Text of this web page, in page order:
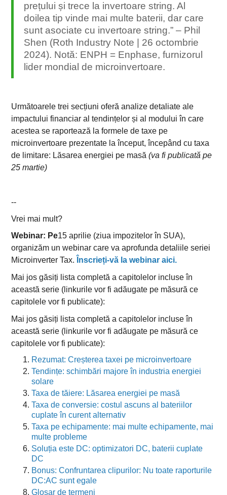
prețului și trece la invertoare string. Al
doilea tip vinde mai multe baterii, dar care
sunt asociate cu invertoare string.” – Phil
Shen (Roth Industry Note | 26 octombrie
2024). Notă: ENPH = Enphase, furnizorul
lider mondial de microinvertoare.
Următoarele trei secțiuni oferă analize detaliate ale
impactului financiar al tendințelor și al modului în care
acestea se raportează la formele de taxe pe
microinvertoare prezentate la început, începând cu taxa
de limitare: Lăsarea energiei pe masă(va fi publicată pe
25 martie)
--
Vrei mai mult?
Webinar: Pe15 aprilie (ziua impozitelor în SUA),
organizăm un webinar care va aprofunda detaliile seriei
Microinverter Tax. Înscrieți-vă la webinar aici.
Mai jos găsiți lista completă a capitolelor incluse în
această serie (linkurile vor fi adăugate pe măsură ce
capitolele vor fi publicate):
Mai jos găsiți lista completă a capitolelor incluse în
această serie (linkurile vor fi adăugate pe măsură ce
capitolele vor fi publicate):
Rezumat: Creșterea taxei pe microinvertoare
Tendințe: schimbări majore în industria energiei
solare
Taxa de tăiere: Lăsarea energiei pe masă
Taxa de conversie: costul ascuns al bateriilor
cuplate în curent alternativ
Taxa pe echipamente: mai multe echipamente, mai
multe probleme
Soluția este DC: optimizatori DC, baterii cuplate
DC
Bonus: Confruntarea clipurilor: Nu toate raporturile
DC:AC sunt egale
Glosar de termeni